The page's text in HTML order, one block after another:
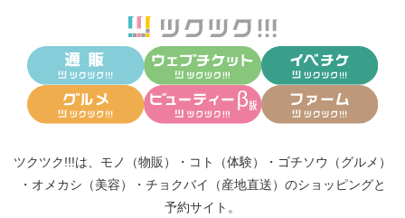
ツクツク!!!は、 モノ（物販） ・ コト（体験） ・ ゴチソウ（グルメ）
・ オメカシ（美容） ・ チョクバイ（産地直送） のショッピングと
予約サイト。